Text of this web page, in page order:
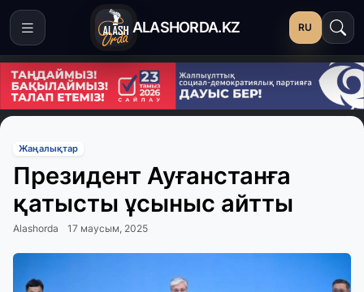
ALASHORDA.KZ RU
Жаңалықтар
Президент Ауғанстанға
қатысты ұсыныс айтты
Alashorda 17 маусым, 2025